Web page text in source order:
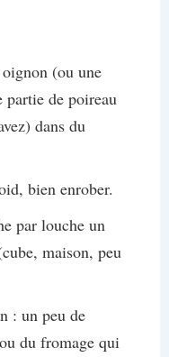
(ou une
partie de poireau
dans du
bien enrober.
par louche un
maison, peu
: un peu de
du fromage qui